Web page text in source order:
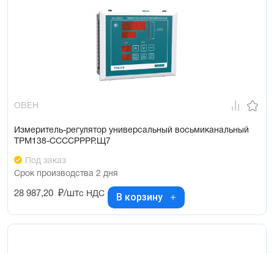
ОВЕН
Измеритель-регулятор универсальный восьмиканальный
ТРМ138-ССССРРРР.Щ7
Под заказ
Срок производства 2 дня
28 987,20 ₽/штс НДС В корзину